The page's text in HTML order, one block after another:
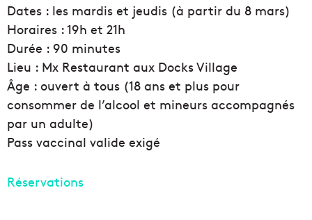
Dates : les mardis et jeudis (à partir du 8 mars)
Horaires : 19h et 21h
Durée : 90 minutes
Lieu : Mx Restaurant aux Docks Village
Âge : ouvert à tous (18 ans et plus pour
consommer de l’alcool et mineurs accompagnés
par un adulte)
Pass vaccinal valide exigé
Réservations